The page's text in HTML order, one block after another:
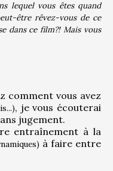
lequel vous êtes quand
être rêvez-vous de ce
dans ce film?! Mais vous
comment vous avez
, je vous écouterai
jugement.
entraînement à la
à faire entre